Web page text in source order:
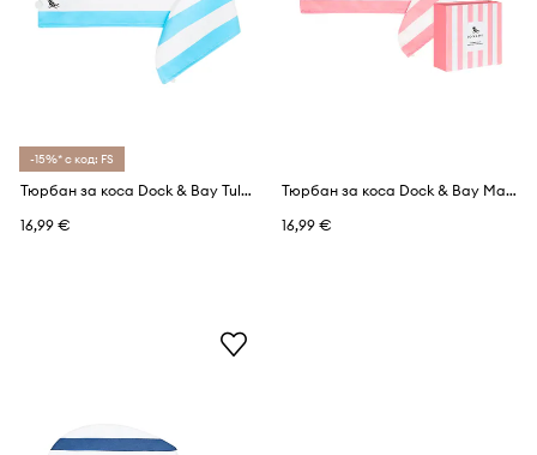
-15%* с код: FS
Тюрбан за коса Dock & Bay Tulum Blue
16,99 €
Тюрбан за коса Dock & Bay Malibu Pink M
16,99 €